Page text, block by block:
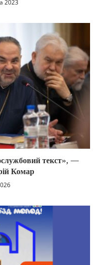
2023
текст», —
Комар